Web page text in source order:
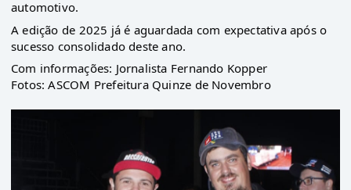
automotivo.
A edição de 2025 já é aguardada com expectativa após o
sucesso consolidado deste ano.
Com informações: Jornalista Fernando Kopper
Fotos: ASCOM Prefeitura Quinze de Novembro